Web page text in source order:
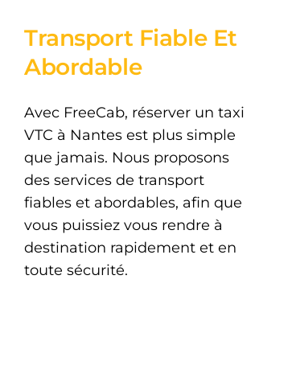
Transport Fiable Et
Abordable
Avec FreeCab, réserver un taxi
VTC à Nantes est plus simple
que jamais. Nous proposons
des services de transport
fiables et abordables, afin que
vous puissiez vous rendre à
destination rapidement et en
toute sécurité.